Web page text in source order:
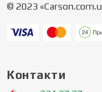
© 2023
Контакти